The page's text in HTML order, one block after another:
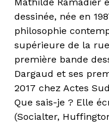
dessinée, née en
philosophie
supérieure de la
première bande
Dargaud et ses
2017 chez Actes
Que sais-je ? Elle
(Socialter,